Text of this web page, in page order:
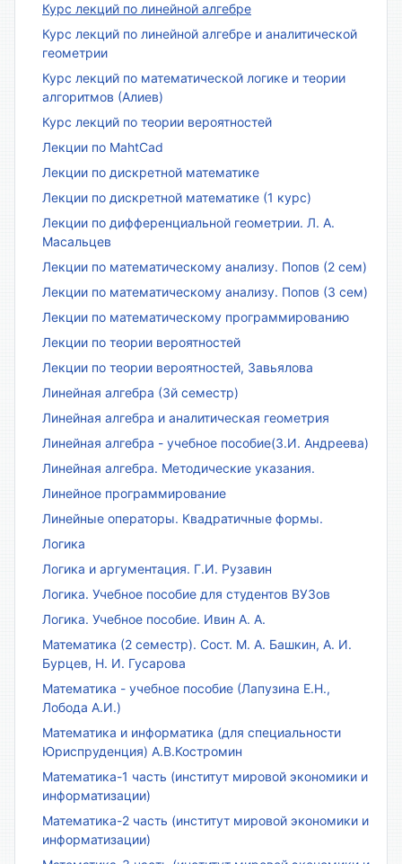
Курс лекций по линейной алгебре
Курс лекций по линейной алгебре и аналитической
геометрии
Курс лекций по математической логике и теории
алгоритмов (Алиев)
Курс лекций по теории вероятностей
Лекции по MahtCad
Лекции по дискретной математике
Лекции по дискретной математике (1 курс)
Лекции по дифференциальной геометрии. Л. А.
Масальцев
Лекции по математическому анализу. Попов (2 сем)
Лекции по математическому анализу. Попов (3 сем)
Лекции по математическому программированию
Лекции по теории вероятностей
Лекции по теории вероятностей, Завьялова
Линейная алгебра (3й семестр)
Линейная алгебра и аналитическая геометрия
Линейная алгебра - учебное пособие(З.И. Андреева)
Линейная алгебра. Методические указания.
Линейное программирование
Линейные операторы. Квадратичные формы.
Логика
Логика и аргументация. Г.И. Рузавин
Логика. Учебное пособие для студентов ВУЗов
Логика. Учебное пособие. Ивин А. А.
Математика (2 семестр). Сост. М. А. Башкин, А. И.
Бурцев, Н. И. Гусарова
Математика - учебное пособие (Лапузина Е.Н.,
Лобода А.И.)
Математика и информатика (для специальности
Юриспруденция) А.В.Костромин
Математика-1 часть (институт мировой экономики и
информатизации)
Математика-2 часть (институт мировой экономики и
информатизации)